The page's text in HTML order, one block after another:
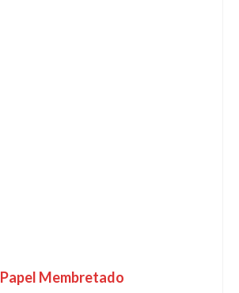
Papel Membretado